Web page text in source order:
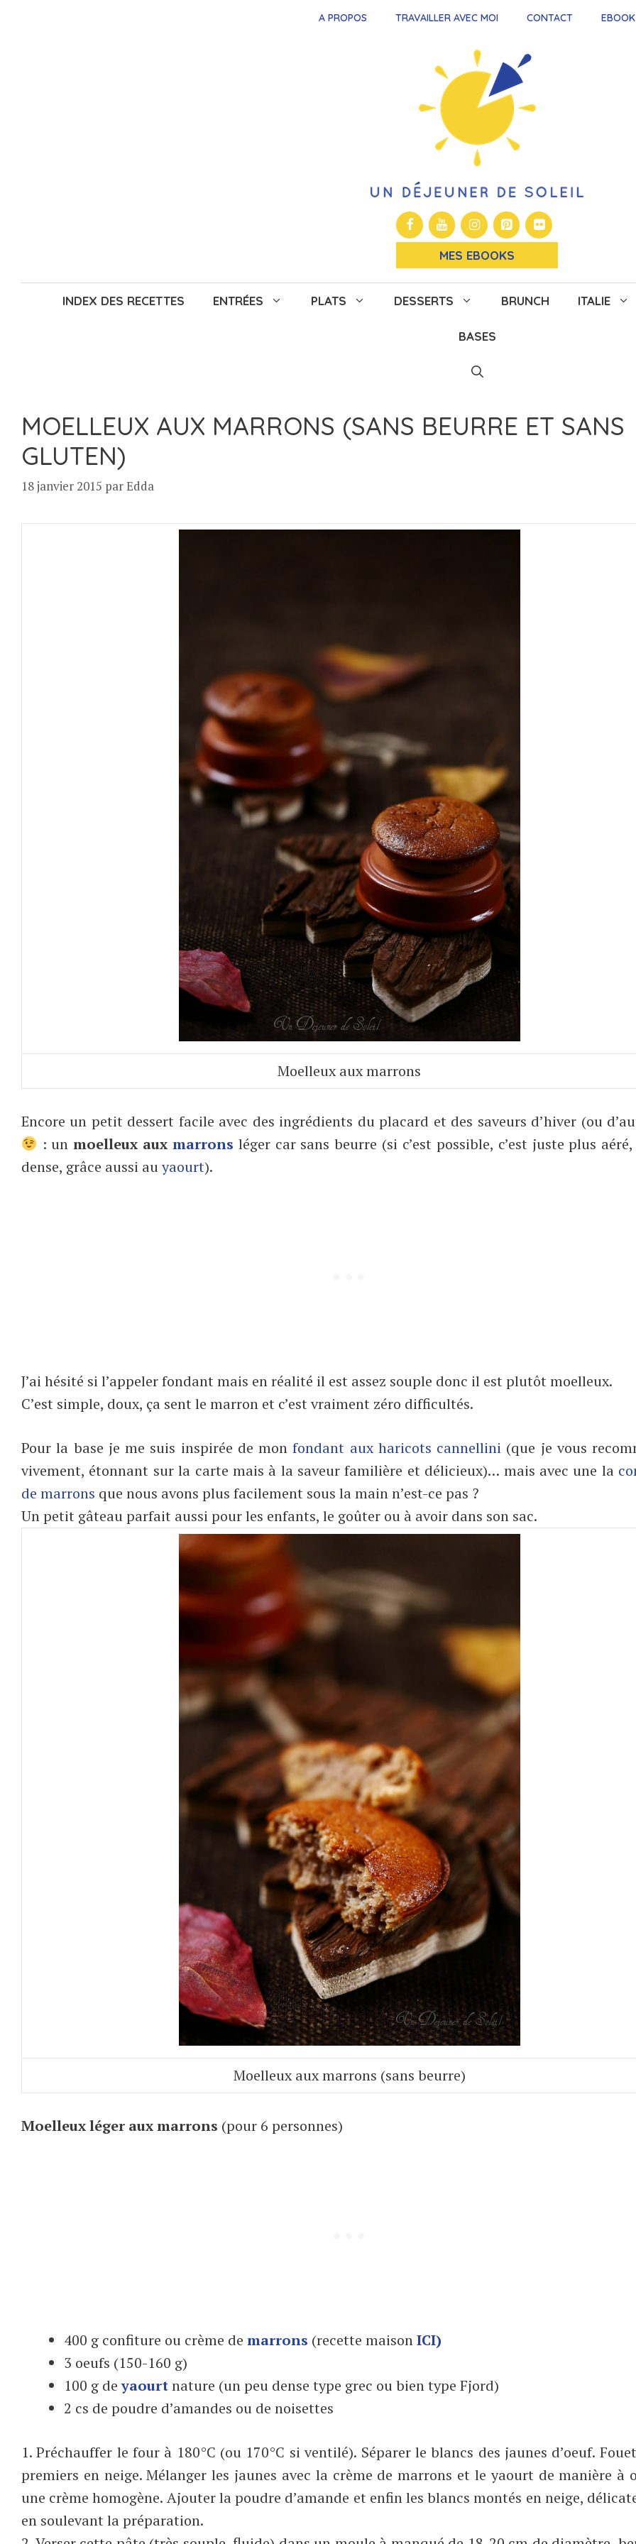
A PROPOS TRAVAILLER AVEC MOI CONTACT EBOOK
MES EBOOKS
INDEX DES RECETTES ENTRÉES PLATS DESSERTS BRUNCH ITALIE
BASES
MOELLEUX AUX MARRONS (SANS BEURRE ET SANS
GLUTEN)
18 janvier 2015 parEdda
Moelleux aux marrons
Encore un petit dessert facile avec des ingrédients du placard et des saveurs d’hiver (ou
: unmoelleux aux marrons léger car sans beurre (si c’est possible, c’est juste plus
dense, grâce aussi auyaourt).
J’ai hésité si l’appeler fondant mais en réalité il est assez souple donc il est plutôt moelleux.
C’est simple, doux, ça sent le marron et c’est vraiment zéro difficultés.
Pour la base je me suis inspirée de monfondant aux haricots cannellini (que je vous
vivement, étonnant sur la carte mais à la saveur familière et délicieux)… mais avec une la
de marrons que nous avons plus facilement sous la main n’est-ce pas ?
Un petit gâteau parfait aussi pour les enfants, le goûter ou à avoir dans son sac.
Moelleux aux marrons (sans beurre)
Moelleux léger aux marrons (pour 6 personnes)
400 g confiture ou crème de marrons (recette maisonICI)
3 oeufs (150-160 g)
100 g deyaourtnature (un peu dense type grec ou bien type Fjord)
2 cs de poudre d’amandes ou de noisettes
1. Préchauffer le four à 180°C (ou 170°C si ventilé). Séparer le blancs des jaunes d’oeuf.
premiers en neige. Mélanger les jaunes avec la crème de marrons et le yaourt de manière à
une crème homogène. Ajouter la poudre d’amande et enfin les blancs montés en neige,
en soulevant la préparation.